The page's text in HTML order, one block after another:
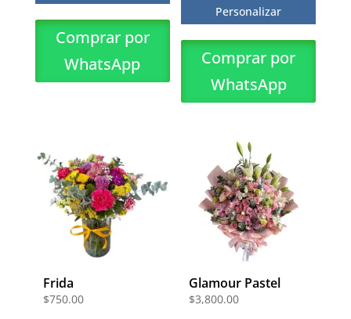
Comprar por
WhatsApp
Personalizar
Comprar por
WhatsApp
Frida
$750.00
Glamour Pastel
$3,800.00